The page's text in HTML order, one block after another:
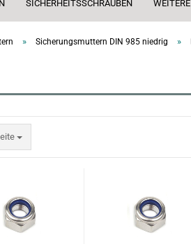
SICHERHEITSSCHRAUBEN WEITERE
» Sicherungsmuttern DIN 985 niedrig »